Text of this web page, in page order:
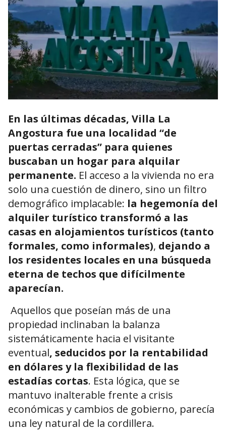
En las últimas décadas, Villa La
Angostura fue una localidad “de
puertas cerradas” para quienes
buscaban un hogar para alquilar
permanente. El acceso a la vivienda no era
solo una cuestión de dinero, sino un filtro
demográfico implacable: la hegemonía del
alquiler turístico transformó a las
casas en alojamientos turísticos (tanto
formales, como informales), dejando a
los residentes locales en una búsqueda
eterna de techos que difícilmente
aparecían.
Aquellos que poseían más de una
propiedad inclinaban la balanza
sistemáticamente hacia el visitante
eventual, seducidos por la rentabilidad
en dólares y la flexibilidad de las
estadías cortas. Esta lógica, que se
mantuvo inalterable frente a crisis
económicas y cambios de gobierno, parecía
una ley natural de la cordillera.